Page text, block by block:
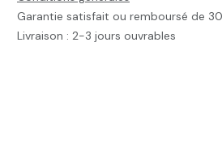
Garantie satisfait ou remboursé de
Livraison : 2-3 jours ouvrables